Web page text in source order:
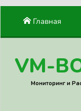
Главная
VM-
Мониторинг и